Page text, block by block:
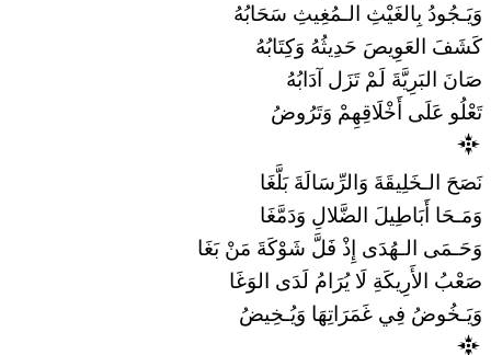
وَيَـجُودُ بِالغَيْثِ الـمُغِيثِ سَحَابُهُ
كَشَفَ العَوِيصَ حَدِيثُهُ وَكِتَابُهُ
صَانَ البَرِيَّةَ لَمْ تَزَل آدَابُهُ
تَعْلُو عَلَى أَخْلَاقِهِمْ وَتَرُوضُ
نَصَحَ الـخَلِيقَةَ وَالرِّسَالَةَ بَلَّغَا
وَمَـحَا أَبَاطِيلَ الضَّلالِ وَدَمَّغَا
وَحَـمَى الـهُدَى إِذْ فَلَّ شَوْكَةَ مَنْ بَغَا
صَعْبُ الأَرِيكَةِ لَا يُرَامُ لَدَى الوَغَا
وَيَـخُوضُ فِي غَمَرَاتِهَا وَيُـخِيضُ